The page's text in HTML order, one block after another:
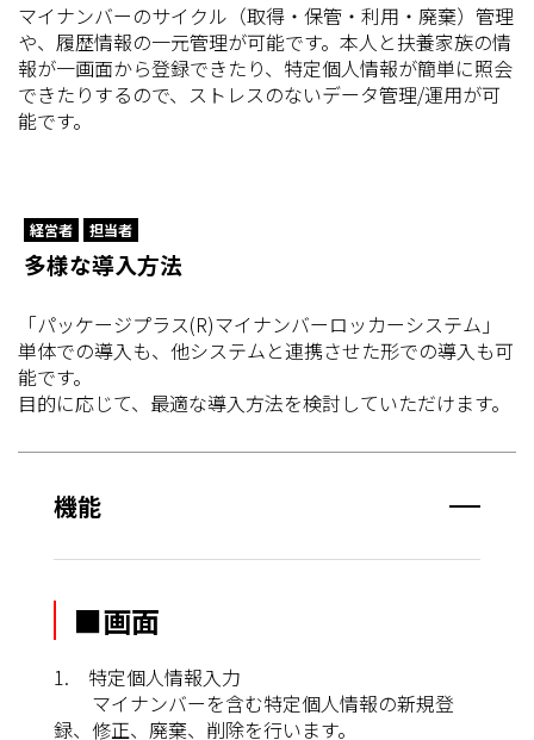
マイナンバーのサイクル（取得・保管・利用・廃棄）管理
や、履歴情報の一元管理が可能です。本人と扶養家族の情
報が一画面から登録できたり、特定個人情報が簡単に照会
できたりするので、ストレスのないデータ管理/運用が可
能です。
経営者 担当者
多様な導入方法
「パッケージプラス(R)マイナンバーロッカーシステム」
単体での導入も、他システムと連携させた形での導入も可
能です。
目的に応じて、最適な導入方法を検討していただけます。
機能
■画面
1. 特定個人情報入力
マイナンバーを含む特定個人情報の新規登
録、修正、廃棄、削除を行います。